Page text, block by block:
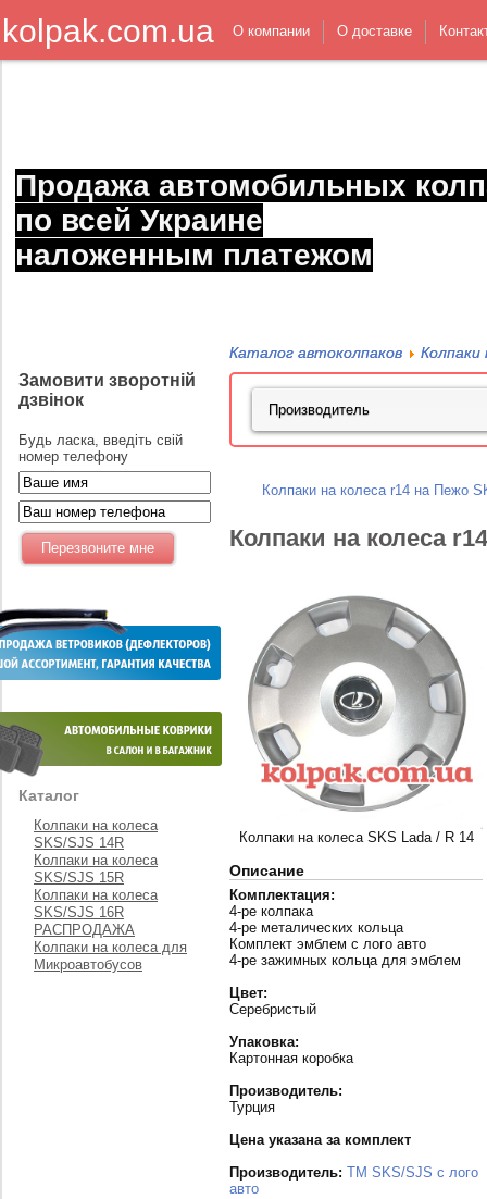
kolpak.com.ua О компании О доставке
Продажа автомобильных
по всей Украине
наложенным платежом
Замовити зворотній
дзвінок
Будь ласка, введіть свій
номер телефону
Каталог
Колпаки на колеса
SKS/SJS 14R
Колпаки на колеса
SKS/SJS 15R
Колпаки на колеса
SKS/SJS 16R
РАСПРОДАЖА
Колпаки на колеса для
Микроавтобусов
Каталог автоколпаков Колпаки
Колпаки на колеса r14 на Пежо
Колпаки на колеса
Колпаки на колеса SKS Lada / R 14
Описание
Комплектация:
4-ре колпака
4-ре металических кольца
Комплект эмблем с лого авто
4-ре зажимных кольца для эмблем
Цвет:
Серебристый
Упаковка:
Картонная коробка
Производитель:
Турция
Цена указана за комплект
Производитель: TM SKS/SJS с лого
авто